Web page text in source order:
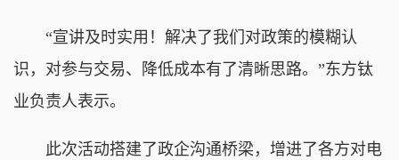
“宣讲及时实用！解决了我们对政策的模糊认
识，对参与交易、降低成本有了清晰思路。”东方钛
业负责人表示。
此次活动搭建了政企沟通桥梁，增进了各方对电